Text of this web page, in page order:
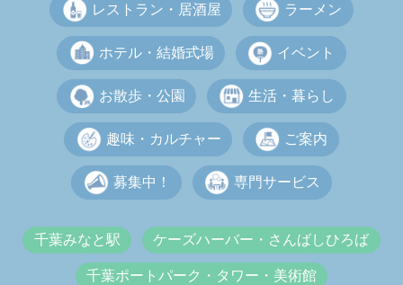
レストラン・居酒屋 ラーメン
ホテル・結婚式場 イベント
お散歩・公園 生活・暮らし
趣味・カルチャー ご案内
募集中！ 専門サービス
千葉みなと駅 ケーズハーバー・さんばしひろば
千葉ポートパーク・タワー・美術館